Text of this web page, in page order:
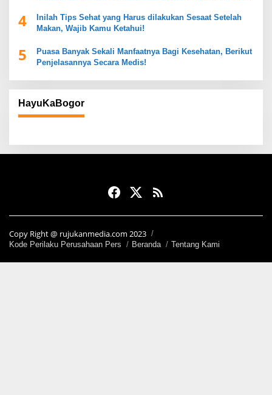
4
Inilah Tips Sehat yang Harus dilakukan Sesaat Setelah
Makan, Wajib Kamu Ketahui!
5
Puasa Banyak Sekali Manfaatnya Bagi Kesehatan, Berikut
Penjelasannya Secara Medis!
HayuKaBogor
Copy Right @ rujukanmedia.com 2023
Kode Perilaku Perusahaan Pers Beranda Tentang Kami